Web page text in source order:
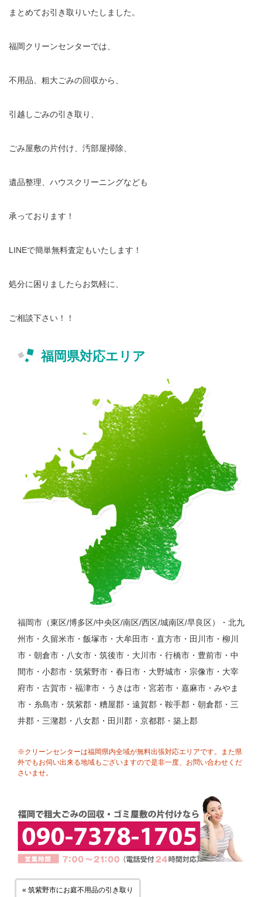
まとめてお引き取りいたしました。
福岡クリーンセンターでは、
不用品、粗大ごみの回収から、
引越しごみの引き取り、
ごみ屋敷の片付け、汚部屋掃除、
遺品整理、ハウスクリーニングなども
承っております！
LINEで簡単無料査定もいたします！
処分に困りましたらお気軽に、
ご相談下さい！！
福岡県対応エリア
福岡市（東区/博多区/中央区/南区/西区/城南区/早良区）・北九
州市・久留米市・飯塚市・大牟田市・直方市・田川市・柳川
市・朝倉市・八女市・筑後市・大川市・行橋市・豊前市・中
間市・小郡市・筑紫野市・春日市・大野城市・宗像市・大宰
府市・古賀市・福津市・うきは市・宮若市・嘉麻市・みやま
市・糸島市・筑紫郡・糟屋郡・遠賀郡・鞍手郡・朝倉郡・三
井郡・三潴郡・八女郡・田川郡・京都郡・築上郡
※クリーンセンターは福岡県内全域が無料出張対応エリアです。また県
外でもお伺い出来る地域もございますので是非一度、お問い合わせくだ
さいませ。
« 筑紫野市にお庭不用品の引き取り